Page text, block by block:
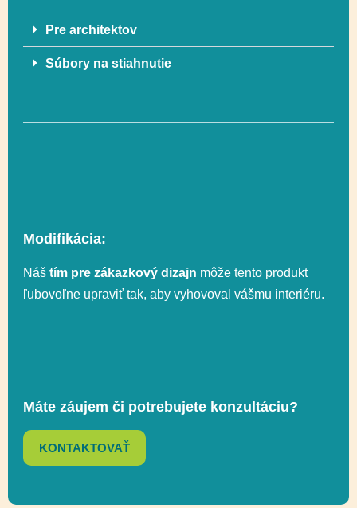
Rozmer
bezpečnostnej zóny
Výška voľného
Funkčnosť
Posuvné,
Socializácia
Funkčnosť
Ďalšie informácie
Pre architektov
Súbory na stiahnutie
Modifikácia:
Náš tím pre zákazkový dizajn môže tento produkt
ľubovoľne upraviť tak, aby vyhovoval vášmu interiéru.
Máte záujem či potrebujete konzultáciu?
KONTAKTOVAŤ